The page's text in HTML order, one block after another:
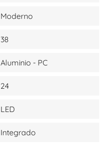
Moderno
38
Aluminio - PC
24
LED
Integrado